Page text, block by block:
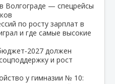
Волгограде — спецрейсы
по росту зарплат в
и где самые высокие
должен
и рост
у гимназии № 10: